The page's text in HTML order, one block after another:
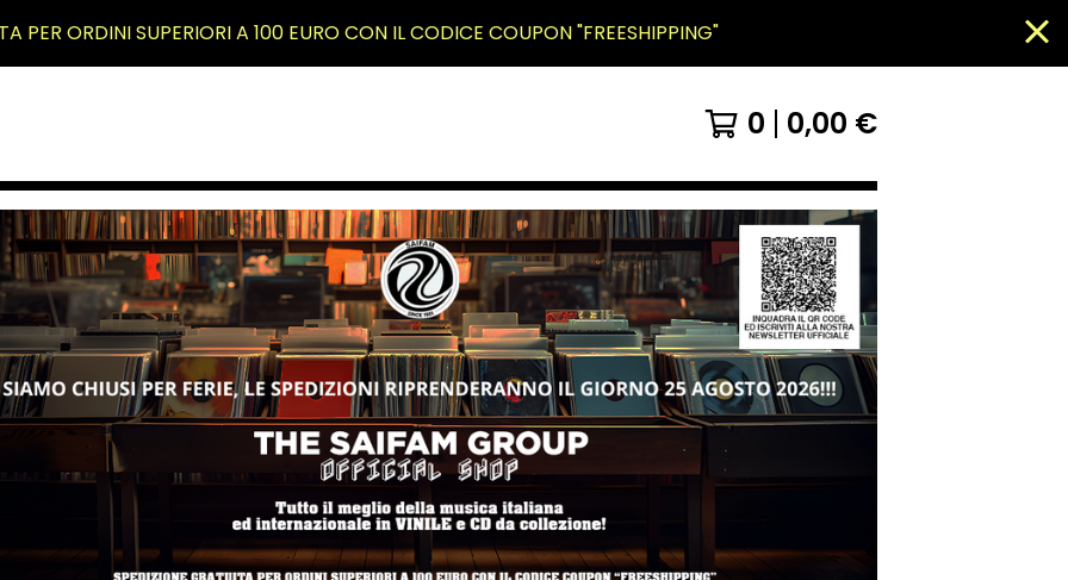
PER ORDINI SUPERIORI A 100 EURO CON IL CODICE COUPON "FREESHIPPING"
0 0,00 €